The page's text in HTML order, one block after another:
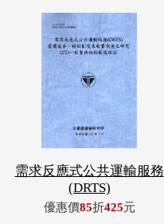
需求反應式公共運輸服務
(DRTS)
優惠價85折425元